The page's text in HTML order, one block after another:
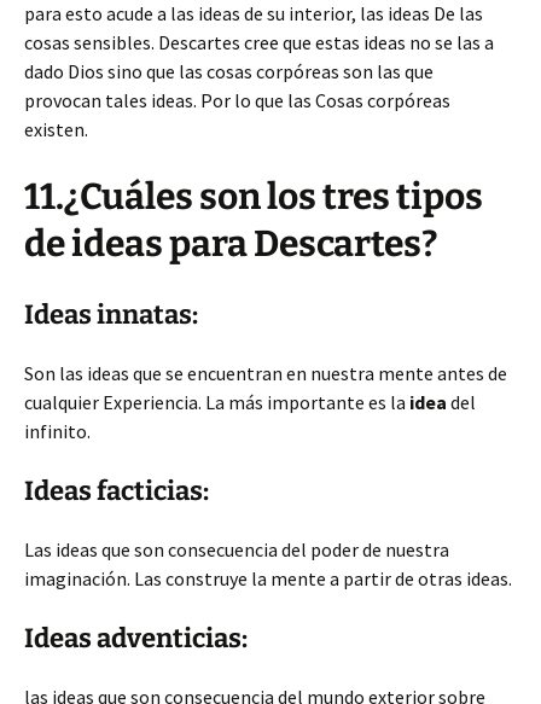
para esto acude a las ideas de su interior, las ideas De las
cosas sensibles. Descartes cree que estas ideas no se las a
dado Dios sino que las cosas corpóreas son las que
provocan tales ideas. Por lo que las Cosas corpóreas
existen.
11.¿Cuáles son los tres tipos
de ideas para Descartes?
Ideas innatas:
Son las ideas que se encuentran en nuestra mente antes de
cualquier Experiencia. La más importante es la idea del
infinito.
Ideas facticias:
Las ideas que son consecuencia del poder de nuestra
imaginación. Las construye la mente a partir de otras ideas.
Ideas adventicias:
las ideas que son consecuencia del mundo exterior sobre